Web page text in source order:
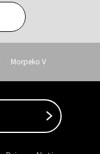
Morpeko V